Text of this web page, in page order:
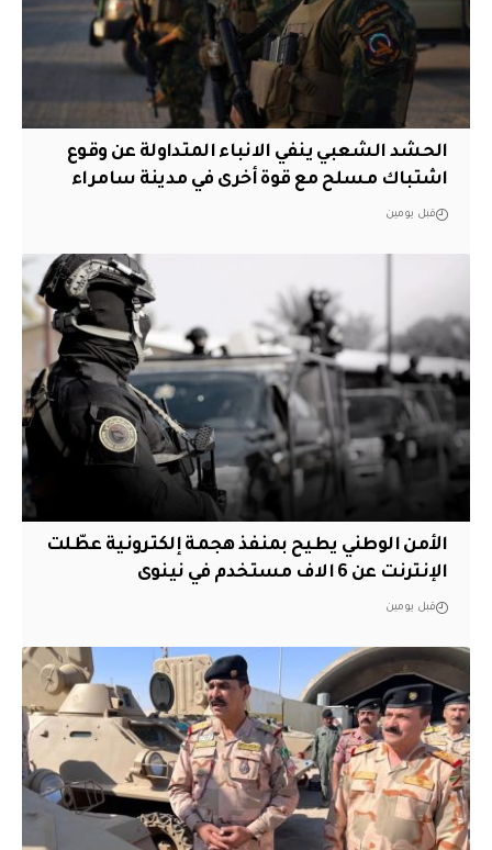
الحشد الشعبي ينفي الانباء المتداولة عن وقوع
اشتباك مسلح مع قوة أخرى في مدينة سامراء
قبل يومين
الأمن الوطني يطيح بمنفذ هجمة إلكترونية عطّلت
الإنترنت عن 6 الاف مستخدم في نينوى
قبل يومين